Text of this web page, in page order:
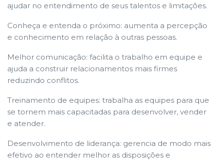
ajudar no entendimento de seus talentos e limitações.
Conheça e entenda o próximo: aumenta a percepção
e conhecimento em relação à outras pessoas.
Melhor comunicação: facilita o trabalho em equipe e
ajuda a construir relacionamentos mais firmes
reduzindo conflitos.
Treinamento de equipes: trabalha as equipes para que
se tornem mais capacitadas para desenvolver, vender
e atender.
Desenvolvimento de liderança: gerencia de modo mais
efetivo ao entender melhor as disposições e